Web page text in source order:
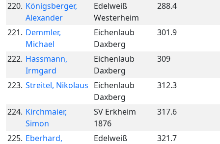
220. Königsberger,
Alexander
Edelweiß
Westerheim
288.4
221. Demmler,
Michael
Eichenlaub
Daxberg
301.9
222. Hassmann,
Irmgard
Eichenlaub
Daxberg
309
223. Streitel, Nikolaus Eichenlaub
Daxberg
312.3
224. Kirchmaier,
Simon
SV Erkheim
1876
317.6
225. Eberhard,
Edelweiß
321.7